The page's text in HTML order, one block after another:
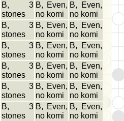
B, 3
stones
B, Even,
no komi
B, Even,
no komi
B, 3
stones
B, Even,
no komi
B, Even,
no komi
B, 3
stones
B, Even,
no komi
B, Even,
no komi
B, 3
stones
B, Even,
no komi
B, Even,
no komi
B, 3
stones
B, Even,
no komi
B, Even,
no komi
B, 3
stones
B, Even,
no komi
B, Even,
no komi